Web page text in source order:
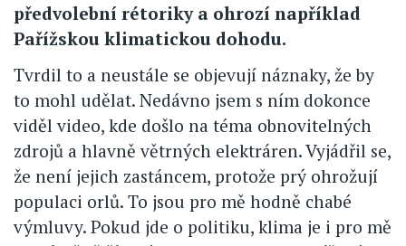
předvolební rétoriky a ohrozí například
Pařížskou klimatickou dohodu.
Tvrdil to a neustále se objevují náznaky, že by
to mohl udělat. Nedávno jsem s ním dokonce
viděl video, kde došlo na téma obnovitelných
zdrojů a hlavně větrných elektráren. Vyjádřil se,
že není jejich zastáncem, protože prý ohrožují
populaci orlů. To jsou pro mě hodně chabé
výmluvy. Pokud jde o politiku, klima je i pro mě